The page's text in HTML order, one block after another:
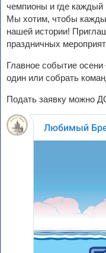
чемпионы и где
Мы хотим, чтобы
нашей истории!
праздничных
Главное событие
один или собрать
Подать заявку можно